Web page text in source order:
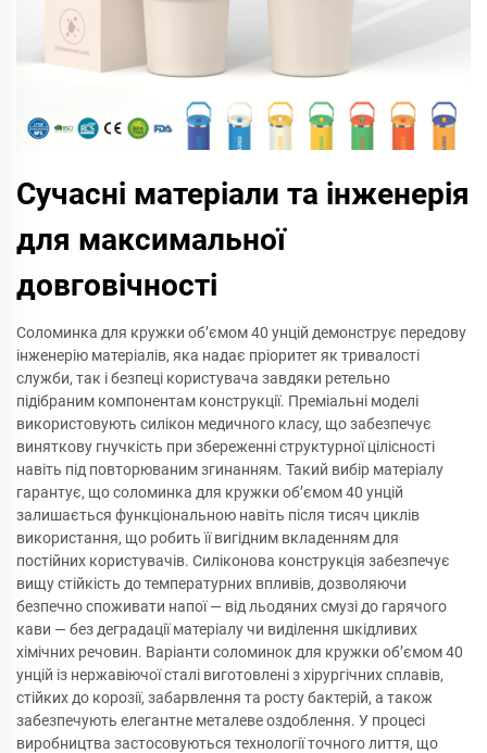
Сучасні матеріали та інженерія
для максимальної
довговічності
Соломинка для кружки об’ємом 40 унцій демонструє передову
інженерію матеріалів, яка надає пріоритет як тривалості
служби, так і безпеці користувача завдяки ретельно
підібраним компонентам конструкції. Преміальні моделі
використовують силікон медичного класу, що забезпечує
виняткову гнучкість при збереженні структурної цілісності
навіть під повторюваним згинанням. Такий вибір матеріалу
гарантує, що соломинка для кружки об’ємом 40 унцій
залишається функціональною навіть після тисяч циклів
використання, що робить її вигідним вкладенням для
постійних користувачів. Силіконова конструкція забезпечує
вищу стійкість до температурних впливів, дозволяючи
безпечно споживати напої — від льодяних смузі до гарячого
кави — без деградації матеріалу чи виділення шкідливих
хімічних речовин. Варіанти соломинок для кружки об’ємом 40
унцій із нержавіючої сталі виготовлені з хірургічних сплавів,
стійких до корозії, забарвлення та росту бактерій, а також
забезпечують елегантне металеве оздоблення. У процесі
виробництва застосовуються технології точного лиття, що